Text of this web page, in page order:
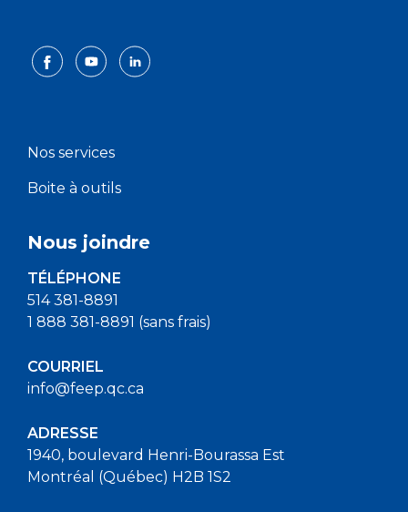
Nos services
Boite à outils
Nous joindre
TÉLÉPHONE
514 381-8891
1 888 381-8891 (sans frais)
COURRIEL
info@feep.qc.ca
ADRESSE
1940, boulevard Henri-Bourassa Est
Montréal (Québec) H2B 1S2